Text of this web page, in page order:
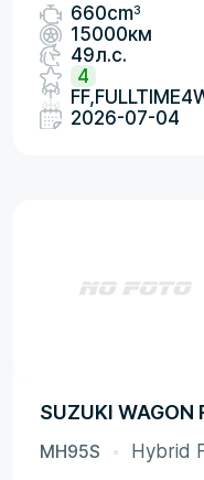
660cm3
15000км
49л.с.
4
2026-07-04
SUZUKI WAGON
MH95S Hybrid